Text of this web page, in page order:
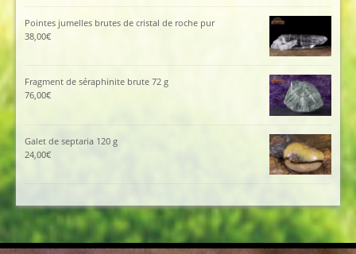
Pointes jumelles brutes de cristal de roche pur
38,00€
Fragment de séraphinite brute 72 g
76,00€
Galet de septaria 120 g
24,00€